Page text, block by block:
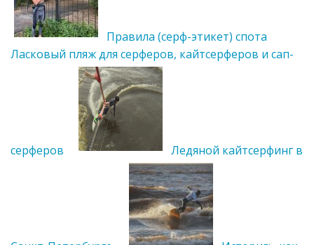
Правила (серф-этикет) спота
Ласковый пляж для серферов, кайтсерферов и сап-
серферов Ледяной кайтсерфинг в